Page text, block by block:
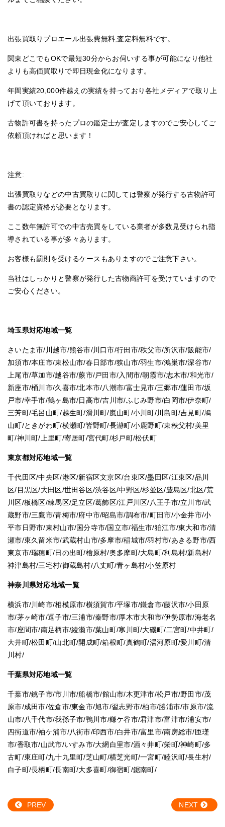
出張買取りプロエール出張費無料,査定料無料です。
関東どこでもOKで最短30分からお伺いする事が可能になり他社
よりも高価買取りで即日現金化になります。
年間実績20,000件越えの実績を持っており各社メディアで取り上
げて頂いております。
古物許可書を持ったプロの鑑定士が査定しますのでご安心してご
依頼頂ければと思います！
注意:
出張買取りなどの中古買取りに関しては警察が発行する古物許可
書の認定資格が必要となります。
ここ数年無許可での中古売買をしている業者が多数見受けられ指
導されている事が多々あります。
お客様も罰則を受けるケースもありますのでご注意下さい。
当社はしっかりと警察が発行した古物商許可を受けていますので
ご安心ください。
埼玉県対応地域一覧
さいたま市/川越市/熊谷市/川口市/行田市/秩父市/所沢市/飯能市/
加須市/本庄市/東松山市/春日部市/狭山市/羽生市/鴻巣市/深谷市/
上尾市/草加市/越谷市/蕨市/戸田市/入間市/朝霞市/志木市/和光市/
新座市/桶川市/久喜市/北本市/八潮市/富士見市/三郷市/蓮田市/坂
戸市/幸手市/鶴ヶ島市/日高市/吉川市/ふじみ野市/白岡市/伊奈町/
三芳町/毛呂山町/越生町/滑川町/嵐山町/小川町/川島町/吉見町/鳩
山町/ときがわ町/横瀬町/皆野町/長瀞町/小鹿野町/東秩父村/美里
町/神川町/上里町/寄居町/宮代町/杉戸町/松伏町
東京都対応地域一覧
千代田区/中央区/港区/新宿区文京区/台東区/墨田区/江東区/品川
区/目黒区/大田区/世田谷区/渋谷区/中野区/杉並区/豊島区/北区/荒
川区/板橋区/練馬区/足立区/葛飾区/江戸川区/八王子市/立川市/武
蔵野市/三鷹市/青梅市/府中市/昭島市/調布市/町田市/小金井市/小
平市日野市/東村山市/国分寺市/国立市/福生市/狛江市/東大和市/清
瀬市/東久留米市/武蔵村山市/多摩市/稲城市/羽村市/あきる野市/西
東京市/瑞穂町/日の出町/檜原村/奥多摩町/大島町/利島村/新島村/
神津島村/三宅村/御蔵島村/八丈町/青ヶ島村/小笠原村
神奈川県対応地域一覧
横浜市/川崎市/相模原市/横須賀市/平塚市/鎌倉市/藤沢市/小田原
市/茅ヶ崎市/逗子市/三浦市/秦野市/厚木市大和市/伊勢原市/海老名
市/座間市/南足柄市/綾瀬市/葉山町/寒川町/大磯町/二宮町/中井町/
大井町/松田町/山北町/開成町/箱根町/真鶴町/湯河原町/愛川町/清
川村/
千葉県対応地域一覧
千葉市/銚子市/市川市/船橋市/館山市/木更津市/松戸市/野田市/茂
原市/成田市/佐倉市/東金市/旭市/習志野市/柏市/勝浦市/市原市/流
山市/八千代市/我孫子市/鴨川市/鎌ケ谷市/君津市/富津市/浦安市/
四街道市/袖ケ浦市/八街市/印西市/白井市/富里市/南房総市/匝瑳
市/香取市/山武市/いすみ市/大網白里市/酒々井町/栄町/神崎町/多
古町/東庄町/九十九里町/芝山町/横芝光町/一宮町/睦沢町/長生村/
白子町/長柄町/長南町/大多喜町/御宿町/鋸南町/
PREV NEXT